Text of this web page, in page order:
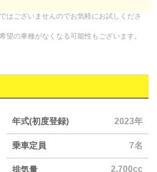
はございませんのでお気軽にお試しくださ
の車種がなくなる可能性もございます。
年式(初度登録) 2023年
乗車定員 7名
排気量 2,700cc